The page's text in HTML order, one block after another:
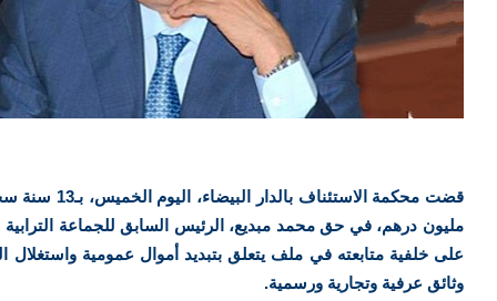
مليون درهم، في حق محمد مبديع، الرئيس السابق للجماعة الترابية
على خلفية متابعته في ملف يتعلق بتبديد أموال عمومية واستغلال
وثائق عرفية وتجارية ورسمية.